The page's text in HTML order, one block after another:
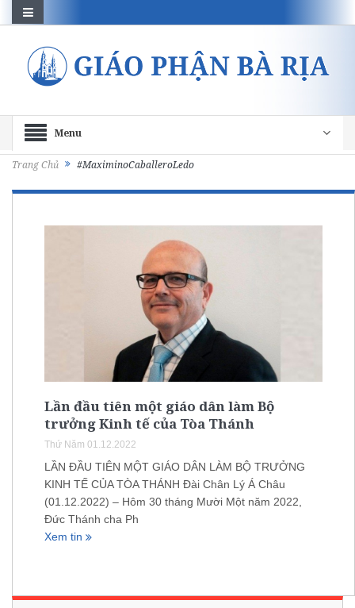
Menu
Trang Chủ #MaximinoCaballeroLedo
Lần đầu tiên một giáo dân làm Bộ
trưởng Kinh tế của Tòa Thánh
Thứ Năm 01.12.2022
LẦN ĐẦU TIÊN MỘT GIÁO DÂN LÀM BỘ TRƯỞNG
KINH TẾ CỦA TÒA THÁNH Đài Chân Lý Á Châu
(01.12.2022) – Hôm 30 tháng Mười Một năm 2022,
Đức Thánh cha Ph
Xem tin